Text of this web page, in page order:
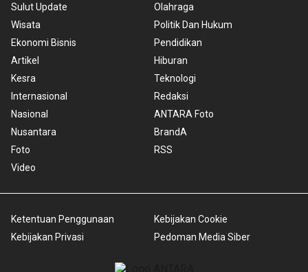
Sulut Update
Wisata
Ekonomi Bisnis
Artikel
Kesra
Internasional
Nasional
Nusantara
Foto
Video
Olahraga
Politik Dan Hukum
Pendidikan
Hiburan
Teknologi
Redaksi
ANTARA Foto
BrandA
RSS
Ketentuan Penggunaan
Kebijakan Privasi
Kebijakan Cookie
Pedoman Media Siber